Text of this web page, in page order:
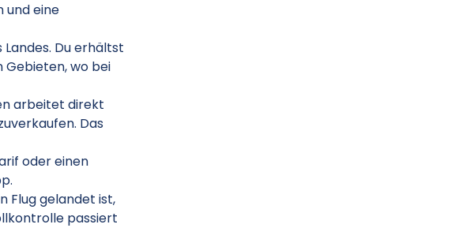
und eine
Du erhältst
Gebieten, wo bei
arbeitet direkt
Das
oder einen
Flug gelandet ist,
passiert